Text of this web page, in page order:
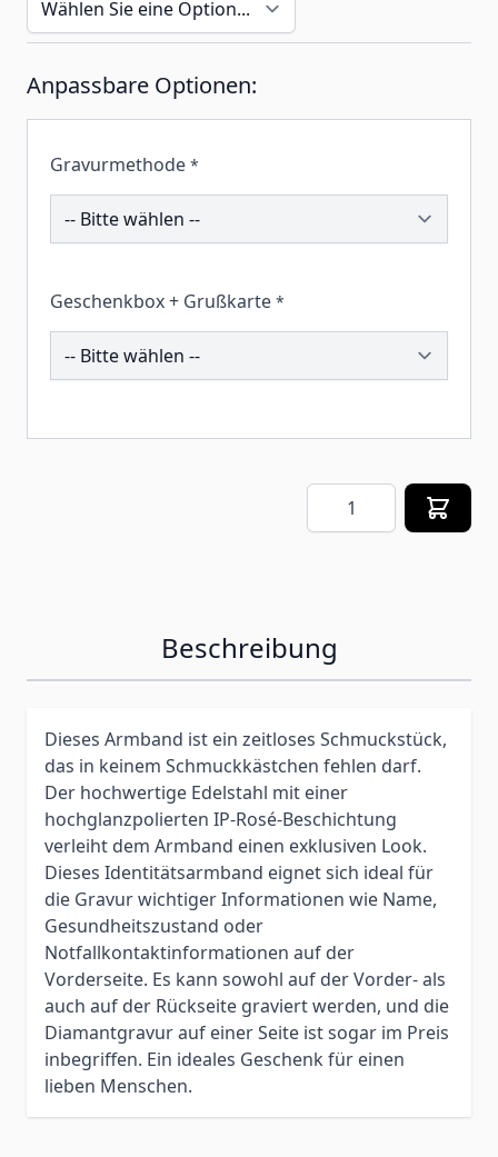
Anpassbare Optionen:
Gravurmethode *
203192
Geschenkbox + Grußkarte *
260195
Menge
Beschreibung
Dieses Armband ist ein zeitloses Schmuckstück,
das in keinem Schmuckkästchen fehlen darf.
Der hochwertige Edelstahl mit einer
hochglanzpolierten IP-Rosé-Beschichtung
verleiht dem Armband einen exklusiven Look.
Dieses Identitätsarmband eignet sich ideal für
die Gravur wichtiger Informationen wie Name,
Gesundheitszustand oder
Notfallkontaktinformationen auf der
Vorderseite. Es kann sowohl auf der Vorder- als
auch auf der Rückseite graviert werden, und die
Diamantgravur auf einer Seite ist sogar im Preis
inbegriffen. Ein ideales Geschenk für einen
lieben Menschen.